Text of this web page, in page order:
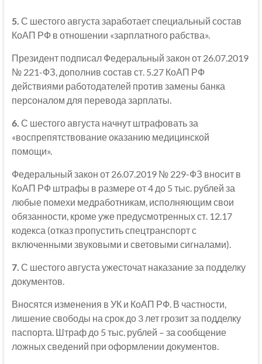
5. С шестого августа заработает специальный состав
КоАП РФ в отношении «зарплатного рабства».
Президент подписал Федеральный закон от 26.07.2019
№ 221-ФЗ, дополнив состав ст. 5.27 КоАП РФ
действиями работодателей против замены банка
персоналом для перевода зарплаты.
6. С шестого августа начнут штрафовать за
«воспрепятствование оказанию медицинской
помощи».
Федеральный закон от 26.07.2019 № 229-ФЗ вносит в
КоАП РФ штрафы в размере от 4 до 5 тыс. рублей за
любые помехи медработникам, исполняющим свои
обязанности, кроме уже предусмотренных ст. 12.17
кодекса (отказ пропустить спецтранспорт с
включенными звуковыми и световыми сигналами).
7. С шестого августа ужесточат наказание за подделку
документов.
Вносятся изменения в УК и КоАП РФ. В частности,
лишение свободы на срок до 3 лет грозит за подделку
паспорта. Штраф до 5 тыс. рублей – за сообщение
ложных сведений при оформлении документов.